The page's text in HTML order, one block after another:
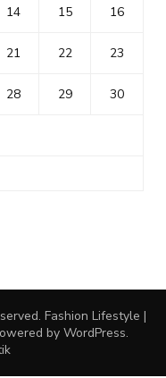
14 15 16
21 22 23
28 29 30
Fashion Lifestyle |
by WordPress.